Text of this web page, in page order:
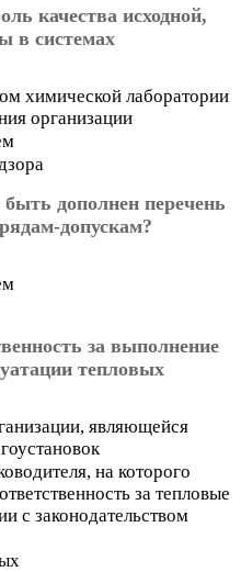
качества исходной,
в системах
химической лаборатории
организации
дополнен перечень
допускам?
за выполнение
тепловых
являющейся
на которого
за тепловые
с законодательством